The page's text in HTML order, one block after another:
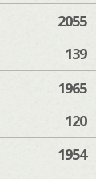
2055
139
1965
120
1954